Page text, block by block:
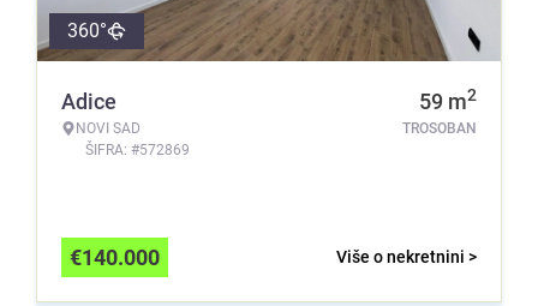
360°
Adice
NOVI SAD
ŠIFRA: #572869
59 m2
TROSOBAN
Više o nekretnini >
€140.000